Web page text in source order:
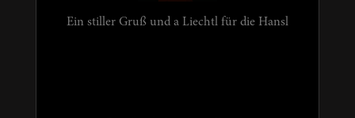
Ein stiller Gruß und a Liechtl für die Hansl